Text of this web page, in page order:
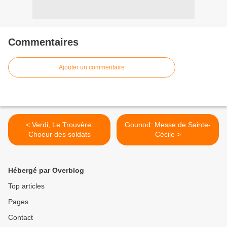
Commentaires
Ajouter un commentaire
< Verdi, Le Trouvère:
Choeur des soldats
Gounod: Messe de Sainte-
Cécile >
Hébergé par Overblog
Top articles
Pages
Contact